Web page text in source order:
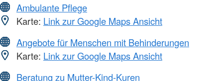
Ambulante Pflege
Karte: Link zur Google Maps Ansicht
Angebote für Menschen mit Behinderungen
Karte: Link zur Google Maps Ansicht
Beratung zu Mutter-Kind-Kuren